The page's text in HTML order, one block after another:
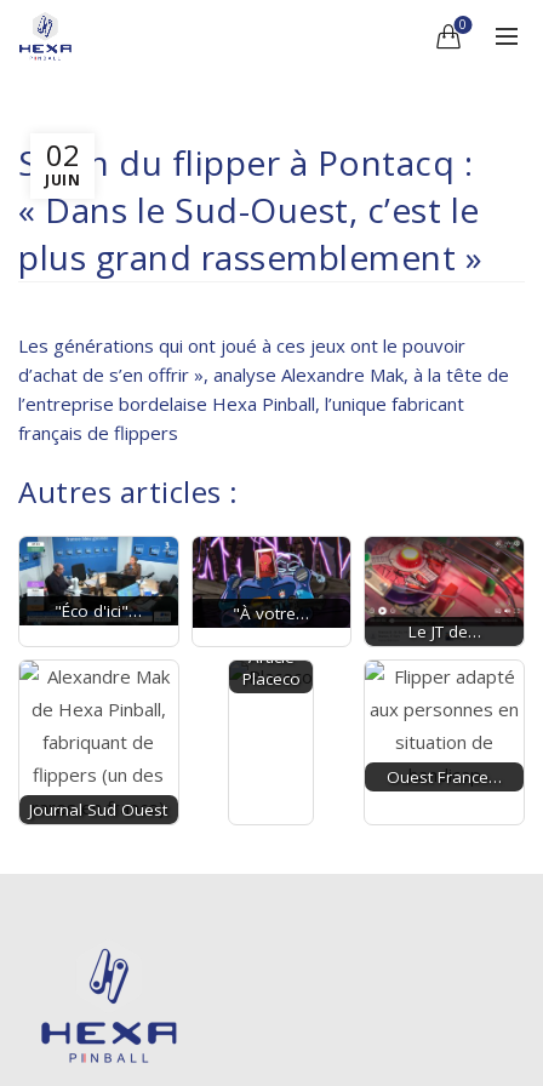
0
02
JUIN
Salon du flipper à Pontacq :
« Dans le Sud-Ouest, c’est le
plus grand rassemblement »
Les générations qui ont joué à ces jeux ont le pouvoir
d’achat de s’en offrir », analyse Alexandre Mak, à la tête de
l’entreprise bordelaise Hexa Pinball, l’unique fabricant
français de flippers
Autres articles :
"Éco d'ici"…
"À votre…
Le JT de…
Journal Sud Ouest
Article
Placeco
Ouest France…